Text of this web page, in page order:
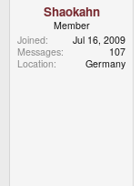
Shaokahn
Member
Joined
Jul 16, 2009
Messages
107
Location
Germany